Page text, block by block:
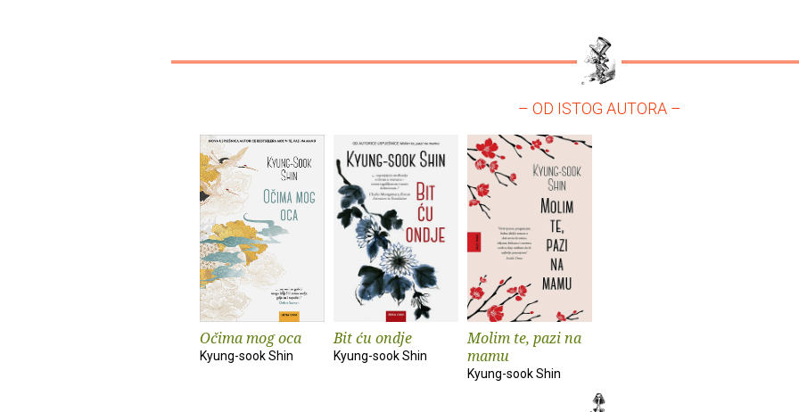
– OD ISTOG AUTORA –
Očima mog oca
Kyung-sook Shin
Bit ću ondje
Kyung-sook Shin
Molim te, pazi na
mamu
Kyung-sook Shin